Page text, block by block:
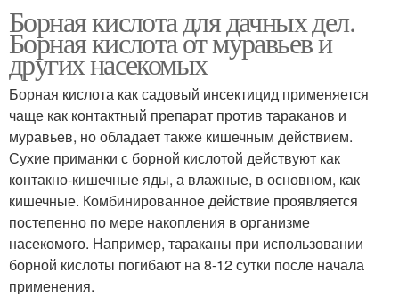
Борная кислота для дачных дел.
Борная кислота от муравьев и
других насекомых
Борная кислота как садовый инсектицид применяется
чаще как контактный препарат против тараканов и
муравьев, но обладает также кишечным действием.
Сухие приманки с борной кислотой действуют как
контакно-кишечные яды, а влажные, в основном, как
кишечные. Комбинированное действие проявляется
постепенно по мере накопления в организме
насекомого. Например, тараканы при использовании
борной кислоты погибают на 8-12 сутки после начала
применения.